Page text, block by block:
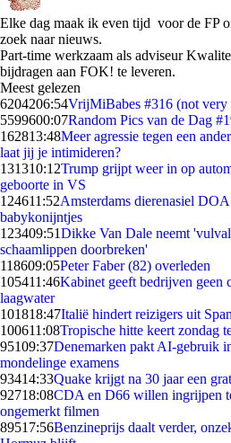
Elke dag maak ik even tijd voor de FP
zoek naar nieuws.
Part-time werkzaam als adviseur
bijdragen aan FOK! te leveren.
Meest gelezen
6204206:54VrijMiBabes #316 (not
5599600:07Random Pics van de Dag
162813:48Meer agressie tegen een
laat jij je intimideren?
131310:12Trump grijpt weer in op
geboorte in VS
124611:52Amsterdams dierenasiel
babykonijntjes
123409:51Dikke Van Dale neemt
schaamlippen doorbreken'
118609:05Peter Faber (82) overleden
105411:46Kabinet geeft bedrijven geen
laagwater
101818:47Italië hindert reizigers uit
100611:08Tropische hitte keert zondag
95109:37Denemarken pakt AI-gebruik
mondelinge examens
93414:33Quake krijgt na 30 jaar een
92718:08CDA en D66 willen ingrijpen
ongemerkt filmen
89517:56Benzineprijs daalt verder,